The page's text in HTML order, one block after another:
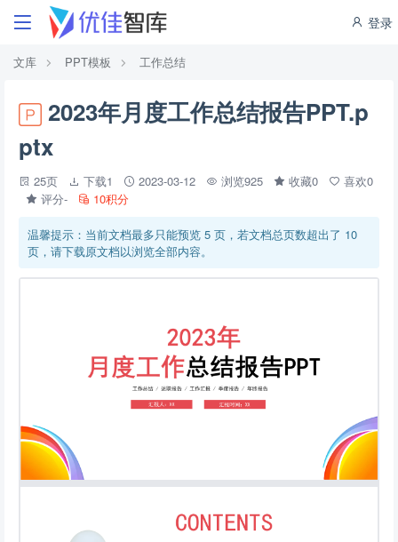
登录
文库 PPT模板 工作总结
2023年月度工作总结报告PPT.p
ptx
25页 下载1 2023-03-12 浏览925 收藏0
喜欢0
评分-
10积分
温馨提示：当前文档最多只能预览 5 页，若文档总页数超出了 10
页，请下载原文档以浏览全部内容。